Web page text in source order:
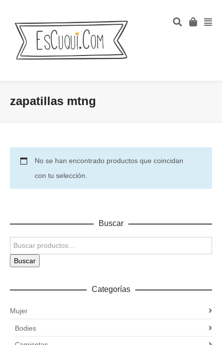
zapatillas mtng
No se han encontrado productos que coincidan
con tu selección.
Buscar
Buscar
Categorías
Mujer
Bodies